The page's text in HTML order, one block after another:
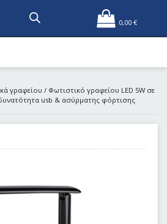
0,00 €
γραφείου / Φωτιστικό γραφείου LED 5W σε
usb & ασύρματης φόρτισης